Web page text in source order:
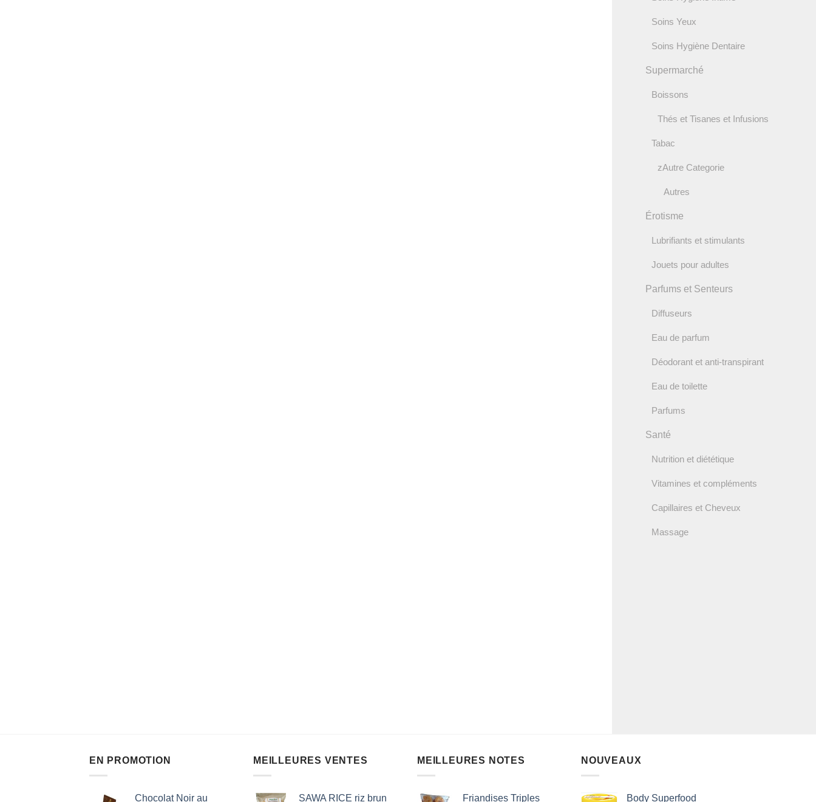
Soins Yeux
Soins Hygiène Dentaire
Supermarché
Boissons
Thés et Tisanes et Infusions
Tabac
zAutre Categorie
Autres
Érotisme
Lubrifiants et stimulants
Jouets pour adultes
Parfums et Senteurs
Diffuseurs
Eau de parfum
Déodorant et anti-transpirant
Eau de toilette
Parfums
Santé
Nutrition et diététique
Vitamines et compléments
Capillaires et Cheveux
Massage
EN PROMOTION
Chocolat Noir au
MEILLEURES VENTES
SAWA RICE riz brun
MEILLEURES NOTES
Friandises Triples
NOUVEAUX
Body Superfood